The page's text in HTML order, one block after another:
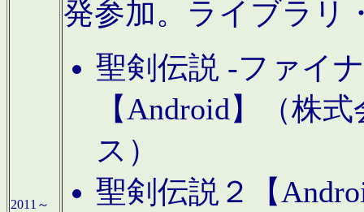
2011～
発参加。ライブラリ
聖剣伝説 -ファイ
【Android】（株
ス）
聖剣伝説２【